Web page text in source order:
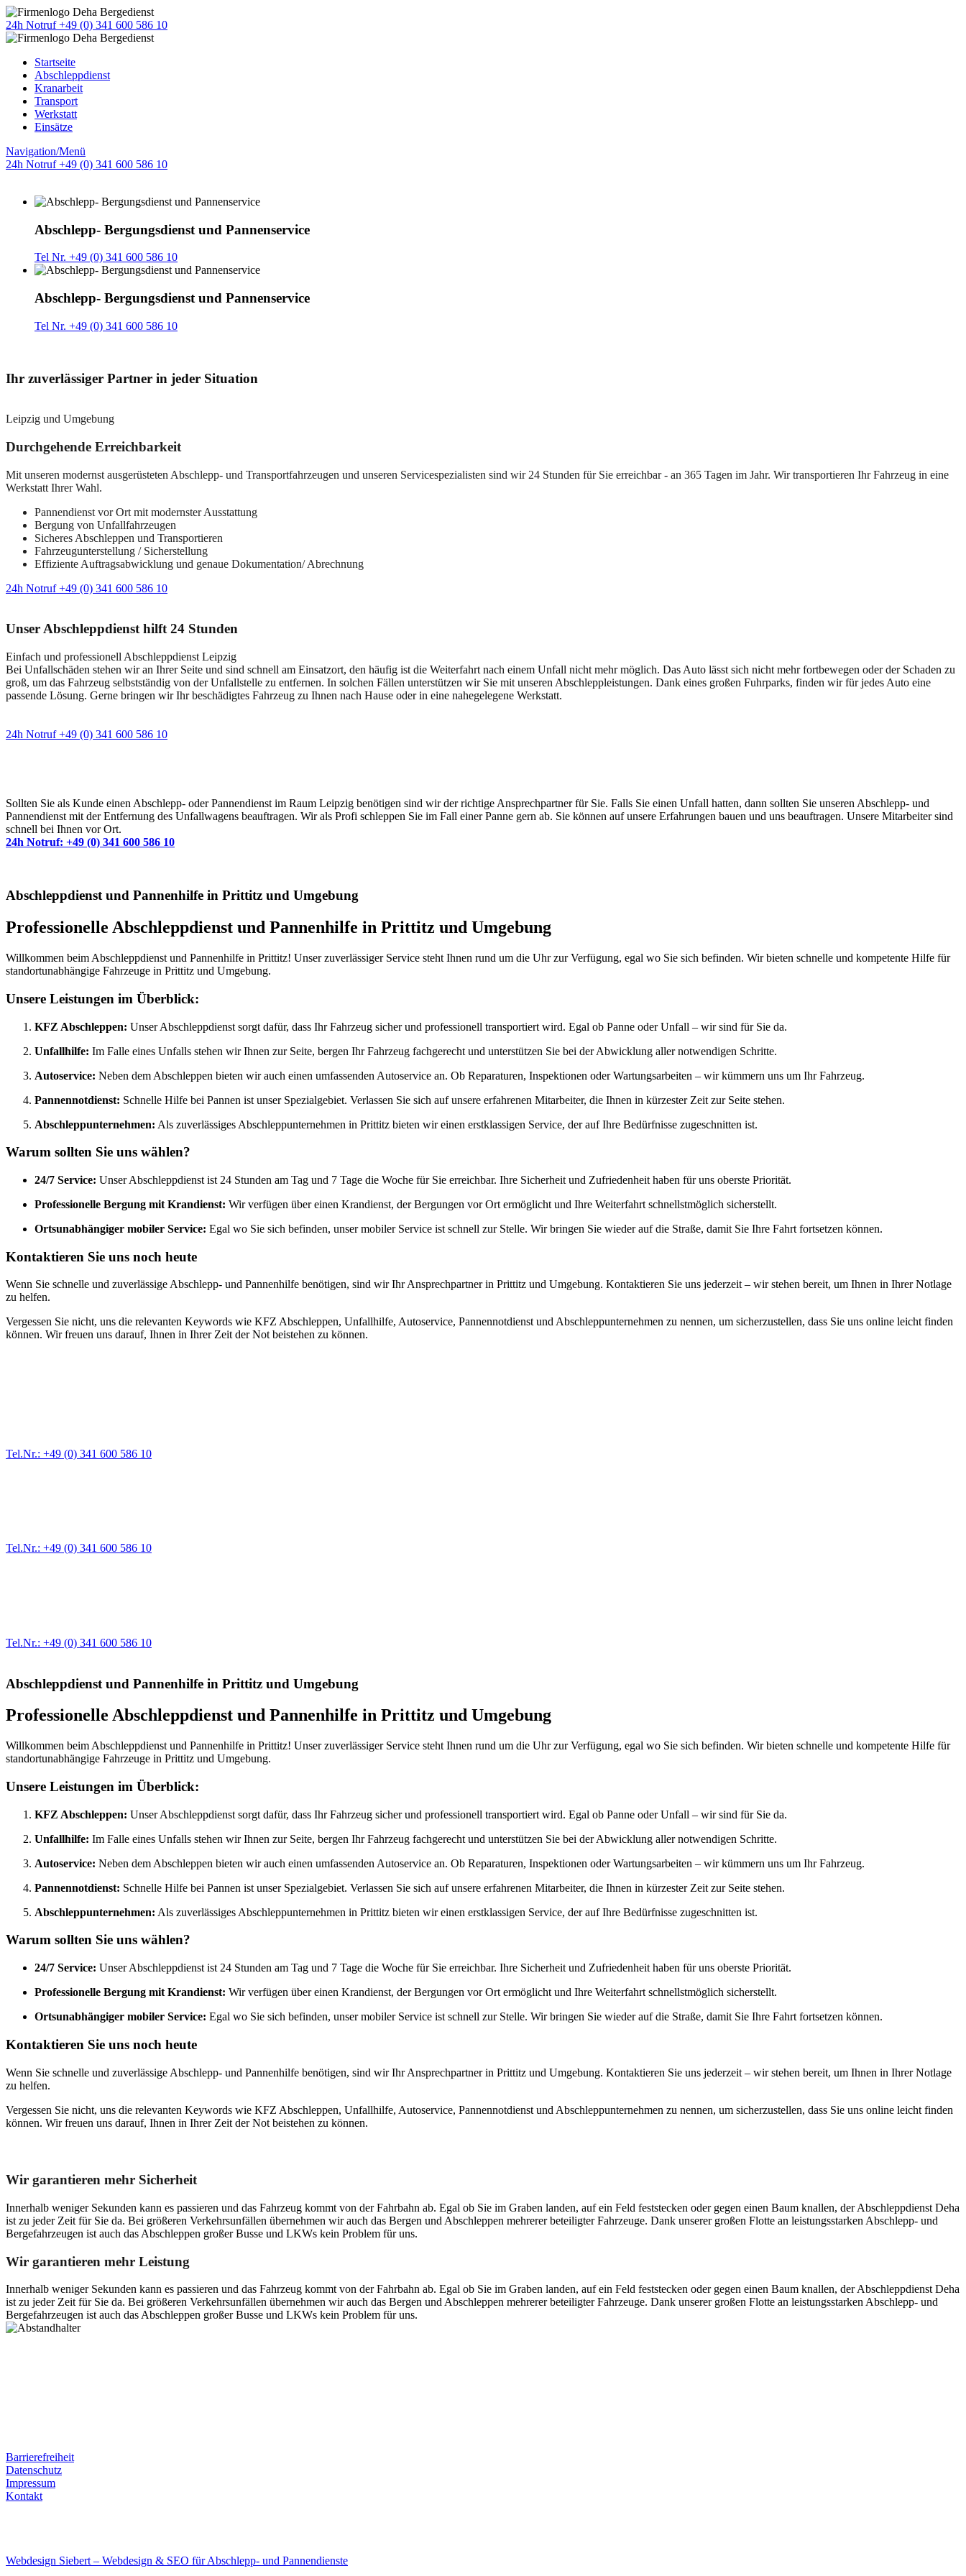
24h Notruf +49 (0) 341 600 586 10
Startseite
Abschleppdienst
Kranarbeit
Transport
Werkstatt
Einsätze
Navigation/Menü
24h Notruf +49 (0) 341 600 586 10
Abschlepp- Bergungsdienst und Pannenservice
Tel Nr. +49 (0) 341 600 586 10
Abschlepp- Bergungsdienst und Pannenservice
Tel Nr. +49 (0) 341 600 586 10
Ihr zuverlässiger Partner in jeder Situation
Leipzig und Umgebung
Durchgehende Erreichbarkeit
Mit unseren modernst ausgerüsteten Abschlepp- und Transportfahrzeugen und unseren Servicespezialisten sind wir 24 Stunden für Sie erreichbar - an 365 Tagen im Jahr. Wir transportieren Ihr Fahrzeug in eine
Werkstatt Ihrer Wahl.
Pannendienst vor Ort mit modernster Ausstattung
Bergung von Unfallfahrzeugen
Sicheres Abschleppen und Transportieren
Fahrzeugunterstellung / Sicherstellung
Effiziente Auftragsabwicklung und genaue Dokumentation/ Abrechnung
24h Notruf +49 (0) 341 600 586 10
Unser Abschleppdienst hilft 24 Stunden
Einfach und professionell Abschleppdienst Leipzig
Bei Unfallschäden stehen wir an Ihrer Seite und sind schnell am Einsatzort, den häufig ist die Weiterfahrt nach einem Unfall nicht mehr möglich. Das Auto lässt sich nicht mehr fortbewegen oder der Schaden zu
groß, um das Fahrzeug selbstständig von der Unfallstelle zu entfernen. In solchen Fällen unterstützen wir Sie mit unseren Abschleppleistungen. Dank eines großen Fuhrparks, finden wir für jedes Auto eine
passende Lösung. Gerne bringen wir Ihr beschädigtes Fahrzeug zu Ihnen nach Hause oder in eine nahegelegene Werkstatt.
24h Notruf +49 (0) 341 600 586 10
Sollten Sie als Kunde einen Abschlepp- oder Pannendienst im Raum Leipzig benötigen sind wir der richtige Ansprechpartner für Sie. Falls Sie einen Unfall hatten, dann sollten Sie unseren Abschlepp- und
Pannendienst mit der Entfernung des Unfallwagens beauftragen. Wir als Profi schleppen Sie im Fall einer Panne gern ab. Sie können auf unsere Erfahrungen bauen und uns beauftragen. Unsere Mitarbeiter sind
schnell bei Ihnen vor Ort.
24h Notruf: +49 (0) 341 600 586 10
Abschleppdienst und Pannenhilfe in Prittitz und Umgebung
Professionelle Abschleppdienst und Pannenhilfe in Prittitz und Umgebung
Willkommen beim Abschleppdienst und Pannenhilfe in Prittitz! Unser zuverlässiger Service steht Ihnen rund um die Uhr zur Verfügung, egal wo Sie sich befinden. Wir bieten schnelle und kompetente Hilfe für
standortunabhängige Fahrzeuge in Prittitz und Umgebung.
Unsere Leistungen im Überblick:
KFZ Abschleppen: Unser Abschleppdienst sorgt dafür, dass Ihr Fahrzeug sicher und professionell transportiert wird. Egal ob Panne oder Unfall – wir sind für Sie da.
Unfallhilfe: Im Falle eines Unfalls stehen wir Ihnen zur Seite, bergen Ihr Fahrzeug fachgerecht und unterstützen Sie bei der Abwicklung aller notwendigen Schritte.
Autoservice: Neben dem Abschleppen bieten wir auch einen umfassenden Autoservice an. Ob Reparaturen, Inspektionen oder Wartungsarbeiten – wir kümmern uns um Ihr Fahrzeug.
Pannennotdienst: Schnelle Hilfe bei Pannen ist unser Spezialgebiet. Verlassen Sie sich auf unsere erfahrenen Mitarbeiter, die Ihnen in kürzester Zeit zur Seite stehen.
Abschleppunternehmen: Als zuverlässiges Abschleppunternehmen in Prittitz bieten wir einen erstklassigen Service, der auf Ihre Bedürfnisse zugeschnitten ist.
Warum sollten Sie uns wählen?
24/7 Service: Unser Abschleppdienst ist 24 Stunden am Tag und 7 Tage die Woche für Sie erreichbar. Ihre Sicherheit und Zufriedenheit haben für uns oberste Priorität.
Professionelle Bergung mit Krandienst: Wir verfügen über einen Krandienst, der Bergungen vor Ort ermöglicht und Ihre Weiterfahrt schnellstmöglich sicherstellt.
Ortsunabhängiger mobiler Service: Egal wo Sie sich befinden, unser mobiler Service ist schnell zur Stelle. Wir bringen Sie wieder auf die Straße, damit Sie Ihre Fahrt fortsetzen können.
Kontaktieren Sie uns noch heute
Wenn Sie schnelle und zuverlässige Abschlepp- und Pannenhilfe benötigen, sind wir Ihr Ansprechpartner in Prittitz und Umgebung. Kontaktieren Sie uns jederzeit – wir stehen bereit, um Ihnen in Ihrer Notlage
zu helfen.
Vergessen Sie nicht, uns die relevanten Keywords wie KFZ Abschleppen, Unfallhilfe, Autoservice, Pannennotdienst und Abschleppunternehmen zu nennen, um sicherzustellen, dass Sie uns online leicht finden
können. Wir freuen uns darauf, Ihnen in Ihrer Zeit der Not beistehen zu können.
Tel.Nr.: +49 (0) 341 600 586 10
Tel.Nr.: +49 (0) 341 600 586 10
Tel.Nr.: +49 (0) 341 600 586 10
Abschleppdienst und Pannenhilfe in Prittitz und Umgebung
Professionelle Abschleppdienst und Pannenhilfe in Prittitz und Umgebung
Willkommen beim Abschleppdienst und Pannenhilfe in Prittitz! Unser zuverlässiger Service steht Ihnen rund um die Uhr zur Verfügung, egal wo Sie sich befinden. Wir bieten schnelle und kompetente Hilfe für
standortunabhängige Fahrzeuge in Prittitz und Umgebung.
Unsere Leistungen im Überblick:
KFZ Abschleppen: Unser Abschleppdienst sorgt dafür, dass Ihr Fahrzeug sicher und professionell transportiert wird. Egal ob Panne oder Unfall – wir sind für Sie da.
Unfallhilfe: Im Falle eines Unfalls stehen wir Ihnen zur Seite, bergen Ihr Fahrzeug fachgerecht und unterstützen Sie bei der Abwicklung aller notwendigen Schritte.
Autoservice: Neben dem Abschleppen bieten wir auch einen umfassenden Autoservice an. Ob Reparaturen, Inspektionen oder Wartungsarbeiten – wir kümmern uns um Ihr Fahrzeug.
Pannennotdienst: Schnelle Hilfe bei Pannen ist unser Spezialgebiet. Verlassen Sie sich auf unsere erfahrenen Mitarbeiter, die Ihnen in kürzester Zeit zur Seite stehen.
Abschleppunternehmen: Als zuverlässiges Abschleppunternehmen in Prittitz bieten wir einen erstklassigen Service, der auf Ihre Bedürfnisse zugeschnitten ist.
Warum sollten Sie uns wählen?
24/7 Service: Unser Abschleppdienst ist 24 Stunden am Tag und 7 Tage die Woche für Sie erreichbar. Ihre Sicherheit und Zufriedenheit haben für uns oberste Priorität.
Professionelle Bergung mit Krandienst: Wir verfügen über einen Krandienst, der Bergungen vor Ort ermöglicht und Ihre Weiterfahrt schnellstmöglich sicherstellt.
Ortsunabhängiger mobiler Service: Egal wo Sie sich befinden, unser mobiler Service ist schnell zur Stelle. Wir bringen Sie wieder auf die Straße, damit Sie Ihre Fahrt fortsetzen können.
Kontaktieren Sie uns noch heute
Wenn Sie schnelle und zuverlässige Abschlepp- und Pannenhilfe benötigen, sind wir Ihr Ansprechpartner in Prittitz und Umgebung. Kontaktieren Sie uns jederzeit – wir stehen bereit, um Ihnen in Ihrer Notlage
zu helfen.
Vergessen Sie nicht, uns die relevanten Keywords wie KFZ Abschleppen, Unfallhilfe, Autoservice, Pannennotdienst und Abschleppunternehmen zu nennen, um sicherzustellen, dass Sie uns online leicht finden
können. Wir freuen uns darauf, Ihnen in Ihrer Zeit der Not beistehen zu können.
Wir garantieren mehr Sicherheit
Innerhalb weniger Sekunden kann es passieren und das Fahrzeug kommt von der Fahrbahn ab. Egal ob Sie im Graben landen, auf ein Feld feststecken oder gegen einen Baum knallen, der Abschleppdienst Deha
ist zu jeder Zeit für Sie da. Bei größeren Verkehrsunfällen übernehmen wir auch das Bergen und Abschleppen mehrerer beteiligter Fahrzeuge. Dank unserer großen Flotte an leistungsstarken Abschlepp- und
Bergefahrzeugen ist auch das Abschleppen großer Busse und LKWs kein Problem für uns.
Wir garantieren mehr Leistung
Innerhalb weniger Sekunden kann es passieren und das Fahrzeug kommt von der Fahrbahn ab. Egal ob Sie im Graben landen, auf ein Feld feststecken oder gegen einen Baum knallen, der Abschleppdienst Deha
ist zu jeder Zeit für Sie da. Bei größeren Verkehrsunfällen übernehmen wir auch das Bergen und Abschleppen mehrerer beteiligter Fahrzeuge. Dank unserer großen Flotte an leistungsstarken Abschlepp- und
Bergefahrzeugen ist auch das Abschleppen großer Busse und LKWs kein Problem für uns.
Barrierefreiheit
Datenschutz
Impressum
Kontakt
Webdesign Siebert – Webdesign & SEO für Abschlepp- und Pannendienste